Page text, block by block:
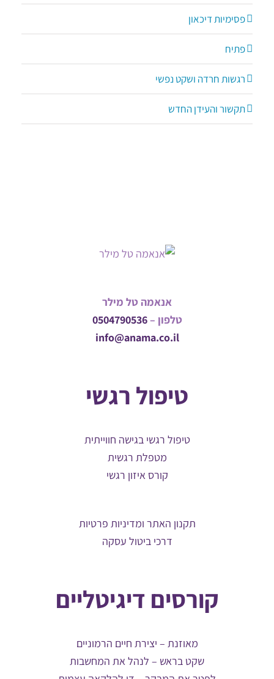
פסימיות דיכאון
פתיח
רגשות חרדה ושקט נפשי
תקשור והעידן החדש
אנאמה טל מילר
טלפון –0504790536
info@anama.co.il
טיפול רגשי
טיפול רגשי בגישה חווייתית
מטפלת רגשית
קורס איזון רגשי
תקנון האתר ומדיניות פרטיות
דרכי ביטול עסקה
קורסים דיגיטליים
מאוזנת – יצירת חיים הרמוניים
שקט בראש – לנהל את המחשבות